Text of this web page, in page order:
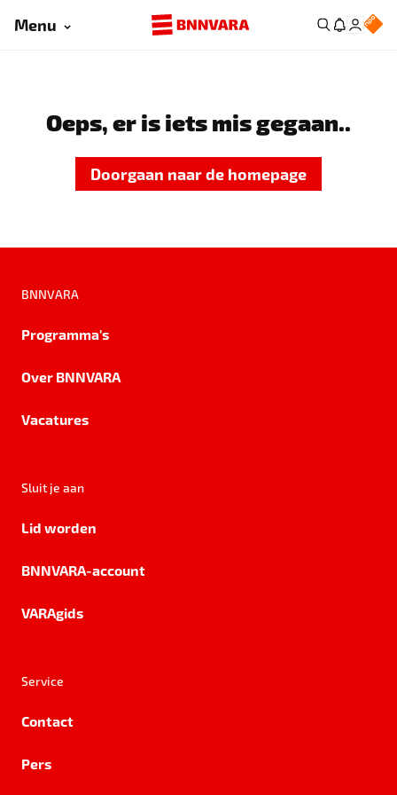
Menu
Oeps, er is iets mis gegaan..
Doorgaan naar de homepage
BNNVARA
Programma's
Over BNNVARA
Vacatures
Sluit je aan
Lid worden
BNNVARA-account
VARAgids
Service
Contact
Pers